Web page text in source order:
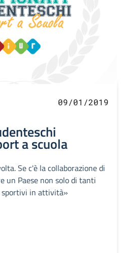
09/01/2019
a scuola
Se c'è la collaborazione di
un Paese non solo di tanti
in attività»